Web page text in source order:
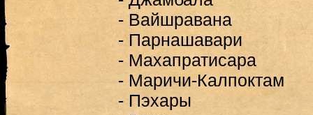
- Вайшравана
- Парнашавари
- Махапратисара
- Маричи-Калпоктам
- Пэхары